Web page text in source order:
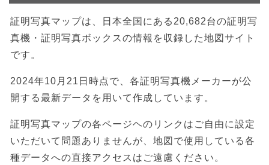
証明写真マップは、日本全国にある20,682台の証明写
真機・証明写真ボックスの情報を収録した地図サイト
です。
2024年10月21日時点で、各証明写真機メーカーが公
開する最新データを用いて作成しています。
証明写真マップの各ページヘのリンクはご自由に設定
いただいて問題ありませんが、地図で使用している各
種データへの直接アクセスはご遠慮ください。